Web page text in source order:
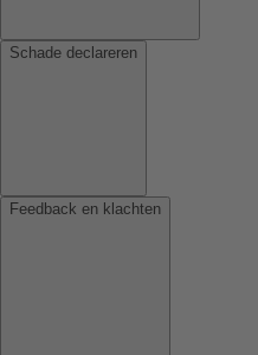
Schade declareren
Feedback en klachten